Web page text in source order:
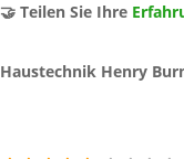
🤝 Teilen Sie Ihre
Haustechnik Henry